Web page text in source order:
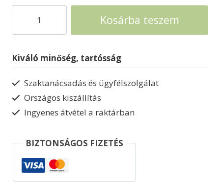
Biohort
box
mennyiség
Kosárba teszem
Kiváló minőség, tartósság
Szaktanácsadás és ügyfélszolgálat
Országos kiszállítás
Ingyenes átvétel a raktárban
BIZTONSÁGOS FIZETÉS